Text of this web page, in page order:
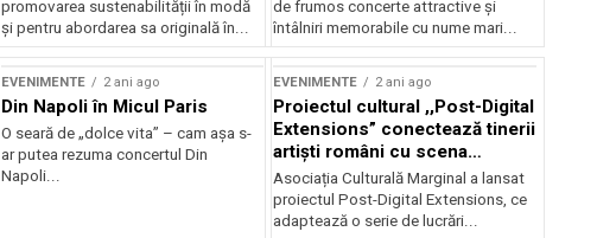
promovarea sustenabilității în modă
și pentru abordarea sa originală în...
de frumos concerte attractive şi
întâlniri memorabile cu nume mari...
EVENIMENTE 2 ani ago
Din Napoli în Micul Paris
O seară de „dolce vita” – cam așa s-
ar putea rezuma concertul Din
Napoli...
EVENIMENTE 2 ani ago
Proiectul cultural ,,Post-Digital
Extensions” conectează tinerii
artiști români cu scena
internațională
Asociația Culturală Marginal a lansat
proiectul Post-Digital Extensions, ce
adaptează o serie de lucrări...